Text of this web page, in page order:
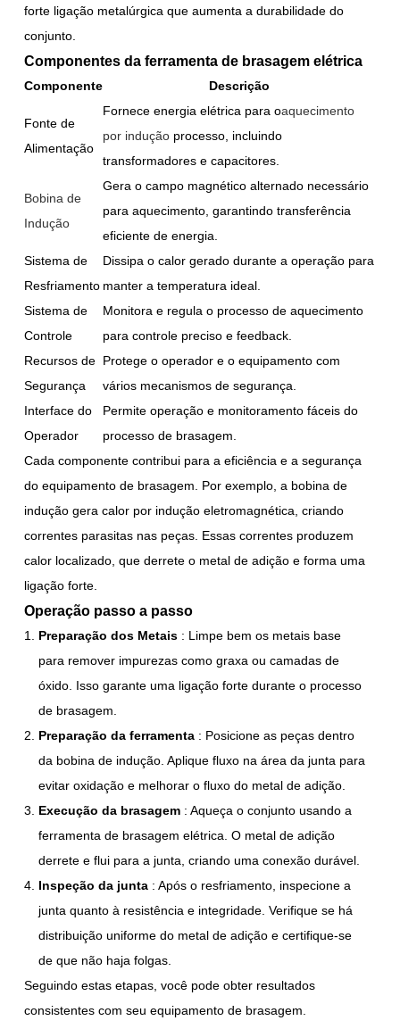
forte ligação metalúrgica que aumenta a durabilidade do
conjunto.
Componentes da ferramenta de brasagem elétrica
Componente Descrição
Fonte de
Alimentação
Fornece energia elétrica para oaquecimento
por indução processo, incluindo
transformadores e capacitores.
Bobina de
Indução
Gera o campo magnético alternado necessário
para aquecimento, garantindo transferência
eficiente de energia.
Sistema de
Resfriamento
Dissipa o calor gerado durante a operação para
manter a temperatura ideal.
Sistema de
Controle
Monitora e regula o processo de aquecimento
para controle preciso e feedback.
Recursos de
Segurança
Protege o operador e o equipamento com
vários mecanismos de segurança.
Interface do
Operador
Permite operação e monitoramento fáceis do
processo de brasagem.
Cada componente contribui para a eficiência e a segurança
do equipamento de brasagem. Por exemplo, a bobina de
indução gera calor por indução eletromagnética, criando
correntes parasitas nas peças. Essas correntes produzem
calor localizado, que derrete o metal de adição e forma uma
ligação forte.
Operação passo a passo
Preparação dos Metais : Limpe bem os metais base
para remover impurezas como graxa ou camadas de
óxido. Isso garante uma ligação forte durante o processo
de brasagem.
Preparação da ferramenta : Posicione as peças dentro
da bobina de indução. Aplique fluxo na área da junta para
evitar oxidação e melhorar o fluxo do metal de adição.
Execução da brasagem : Aqueça o conjunto usando a
ferramenta de brasagem elétrica. O metal de adição
derrete e flui para a junta, criando uma conexão durável.
Inspeção da junta : Após o resfriamento, inspecione a
junta quanto à resistência e integridade. Verifique se há
distribuição uniforme do metal de adição e certifique-se
de que não haja folgas.
Seguindo estas etapas, você pode obter resultados
consistentes com seu equipamento de brasagem.